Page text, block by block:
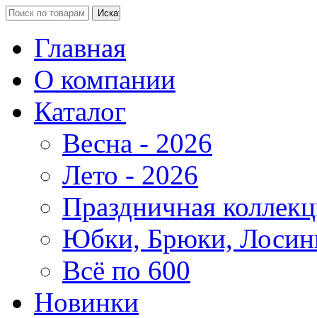
Главная
О компании
Каталог
Весна - 2026
Лето - 2026
Праздничная
Юбки, Брюки,
Всё по 600
Новинки